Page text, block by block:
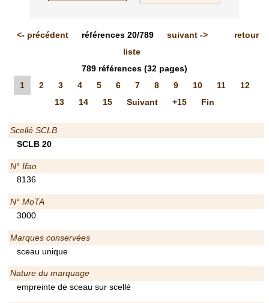
<- précédent références20/789 suivant->
retour
liste
789 références (32 pages)
1
2 3 4 5 6 7 8 9 10 11
12
13
14 15 Suivant +15 Fin
Scellé SCLB
SCLB 20
N° Ifao
8136
N° MoTA
3000
Marques conservées
sceau unique
Nature du marquage
empreinte de sceau sur scellé